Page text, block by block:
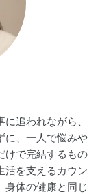
追われながら、
に、一人で悩みや
けで完結するもの
活を支えるカウン
身体の健康と同じ